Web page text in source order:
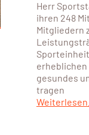
Herr
ihren 248
Mitgliedern
gesundes
tragen
Weiterlesen...